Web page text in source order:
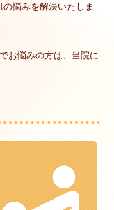
悩みを解決いたしま
お悩みの方は、当院に